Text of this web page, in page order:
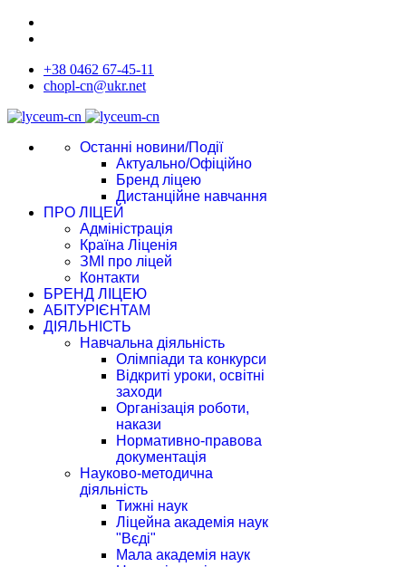
+38 0462 67-45-11
chopl-cn@ukr.net
Останні новини/Події
Актуально/Офіційно
Бренд ліцею
Дистанційне навчання
ПРО ЛІЦЕЙ
Адміністрація
Країна Ліценія
ЗМІ про ліцей
Контакти
БРЕНД ЛІЦЕЮ
АБІТУРІЄНТАМ
ДІЯЛЬНІСТЬ
Навчальна діяльність
Олімпіади та конкурси
Відкриті уроки, освітні
заходи
Організація роботи,
накази
Нормативно-правова
документація
Науково-методична
діяльність
Тижні наук
Ліцейна академія наук
"Вєді"
Мала академія наук